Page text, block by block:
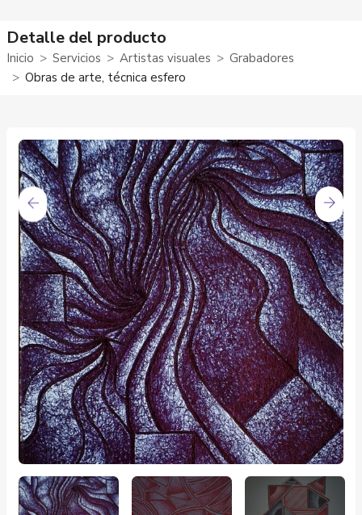
Detalle del producto
Inicio Servicios Artistas visuales
Grabadores
Obras de arte, técnica esfero